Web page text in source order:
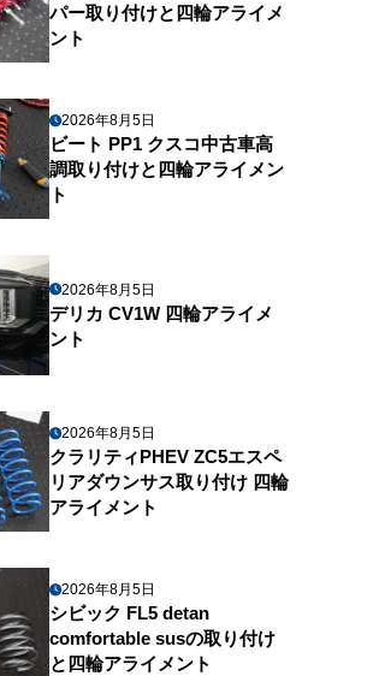
パー取り付けと四輪アライメ
ント
2026年8月5日
ビート PP1 クスコ中古車高
調取り付けと四輪アライメン
ト
2026年8月5日
デリカ CV1W 四輪アライメ
ント
2026年8月5日
クラリティPHEV ZC5エスペ
リアダウンサス取り付け 四輪
アライメント
2026年8月5日
シビック FL5 detan
comfortable susの取り付け
と四輪アライメント